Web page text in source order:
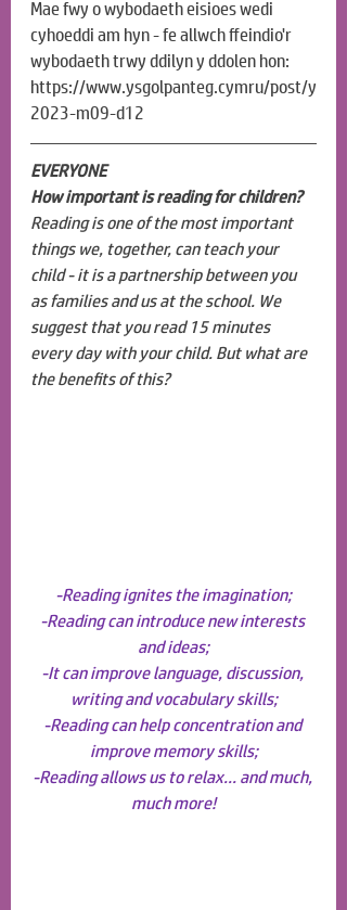
Mae fwy o wybodaeth eisioes wedi
cyhoeddi am hyn - fe allwch ffeindio'r
wybodaeth trwy ddilyn y ddolen hon:
https://www.ysgolpanteg.cymru/post/y
2023-m09-d12
EVERYONE
How important is reading for children?
Reading is one of the most important
things we, together, can teach your
child - it is a partnership between you
as families and us at the school. We
suggest that you read 15 minutes
every day with your child. But what are
the benefits of this?
-Reading ignites the imagination;
-Reading can introduce new interests
and ideas;
-It can improve language, discussion,
writing and vocabulary skills;
-Reading can help concentration and
improve memory skills;
-Reading allows us to relax... and much,
much more!